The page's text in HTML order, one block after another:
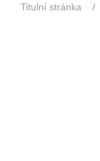
Titulní stránka